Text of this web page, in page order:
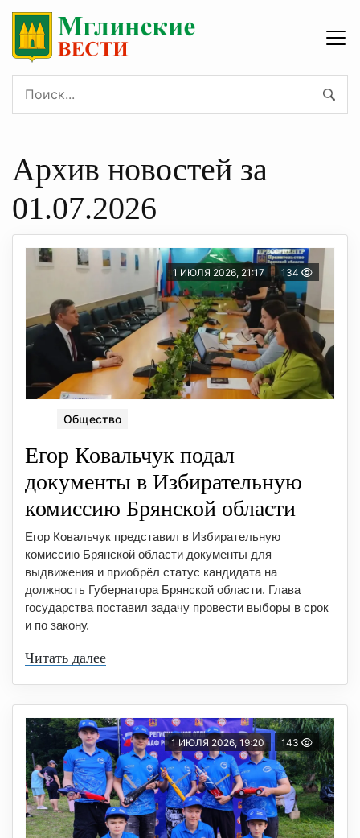
Архив новостей за
01.07.2026
1 ИЮЛЯ 2026, 21:17 134
Общество
Егор Ковальчук подал
документы в Избирательную
комиссию Брянской области
Егор Ковальчук представил в Избирательную
комиссию Брянской области документы для
выдвижения и приобрёл статус кандидата на
должность Губернатора Брянской области. Глава
государства поставил задачу провести выборы в срок
и по закону.
Читать далее
1 ИЮЛЯ 2026, 19:20 143